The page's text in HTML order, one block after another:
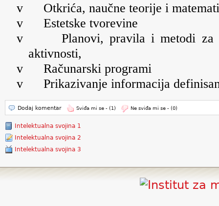
v
Otkrića, naučne teorije i
v
Estetske tvorevine
v
Planovi, pravila i metodi
aktivnosti,
v
Računarski programi
v
Prikazivanje informacija
Dodaj komentar Sviđa mi se - (1) Ne sviđa mi se - (0)
Intelektualna svojina 1
Intelektualna svojina 2
Intelektualna svojina 3